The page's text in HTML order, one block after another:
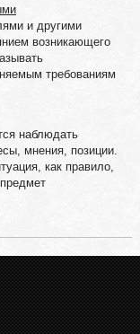
и другими
возникающего
требованиям
наблюдать
мнения, позиции.
как правило,